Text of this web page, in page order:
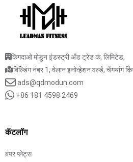
किंगदाओ मोडुन इंडस्ट्री अँड ट्रेड कं, लिमिटेड,
बिल्डिंग नंबर 1, वेलान इनोव्हेशन वर्ल्ड, चेंगयांग
ads@qdmodun.com
+86 181 4598 2469
कॅटलॉग
बंपर प्लेट्स